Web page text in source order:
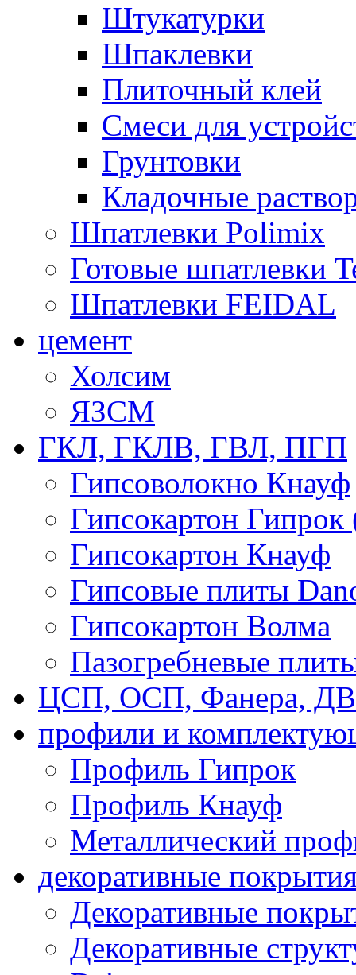
Штукатурки
Шпаклевки
Плиточный клей
Смеси для
Грунтовки
Кладочные
Шпатлевки Polimix
Готовые шпатлевки
Шпатлевки FEIDAL
цемент
Холсим
ЯЗCМ
ГКЛ, ГКЛВ, ГВЛ, ПГП
Гипсоволокно Кнауф
Гипсокартон Гипрок
Гипсокартон Кнауф
Гипсовые плиты
Гипсокартон Волма
Пазогребневые
ЦСП, ОСП, Фанера,
профили и
Профиль Гипрок
Профиль Кнауф
Металлический
декоративные
Декоративные
Декоративные